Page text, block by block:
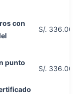
con
S/. 336.00
punto
S/. 336.00